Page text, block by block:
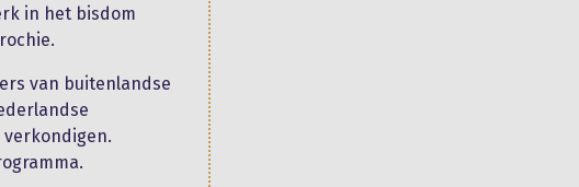
in het bisdom
van buitenlandse